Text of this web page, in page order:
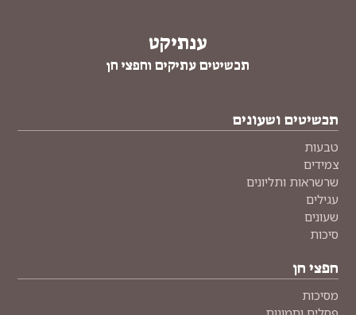
ענתיקט
תכשיטים עתיקים וחפצי חן
תכשיטים ושעונים
טבעות
צמידים
שרשראות ותליונים
עגילים
שעונים
סיכות
חפצי חן
מסיכות